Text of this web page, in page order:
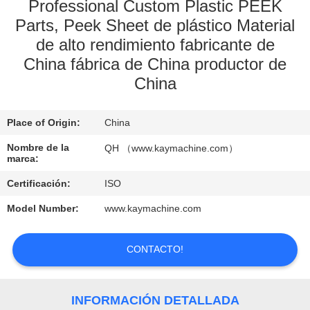
CONTROL
CALIDAD
CONTACTO
NOTICIAS
SOLICITAR
UNA
COTIZACIÓN
Professional Custom Plastic PEEK
Parts, Peek Sheet de plástico Material
de alto rendimiento fabricante de
China fábrica de China productor de
China
Place of Origin: China
Nombre de la
marca:
QH （www.kaymachine.com）
Certificación: ISO
Model Number: www.kaymachine.com
CONTACTO!
INFORMACIÓN DETALLADA